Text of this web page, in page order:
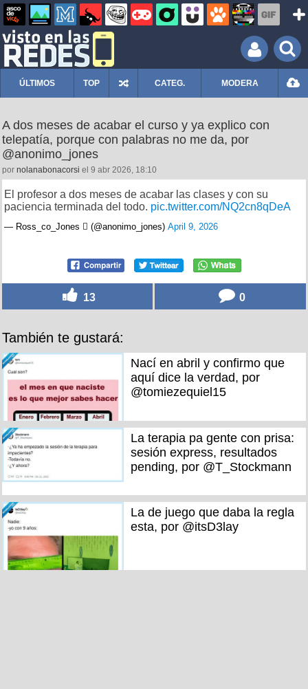
ÚLTIMOS TOP CATEG. MODERA
A dos meses de acabar el curso y ya explico con
telepatía, porque con palabras no me da, por
@anonimo_jones
por nolanabonacorsi el 9 abr 2026, 18:10
El profesor a dos meses de acabar las clases y con su
paciencia terminada del todo. pic.twitter.com/NQ2cn8qDeA
— Ross_co_Jones  (@anonimo_jones) April 9, 2026
13 0
También te gustará:
Nací en abril y confirmo que
aquí dice la verdad, por
@tomiezequiel15
La terapia pa gente con prisa:
sesión express, resultados
pending, por @T_Stockmann
La de juego que daba la regla
esta, por @itsD3lay